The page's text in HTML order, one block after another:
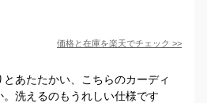
価格と在庫を楽天でチェック >>
あたたかい、こちらのカーディ
洗えるのもうれしい仕様です